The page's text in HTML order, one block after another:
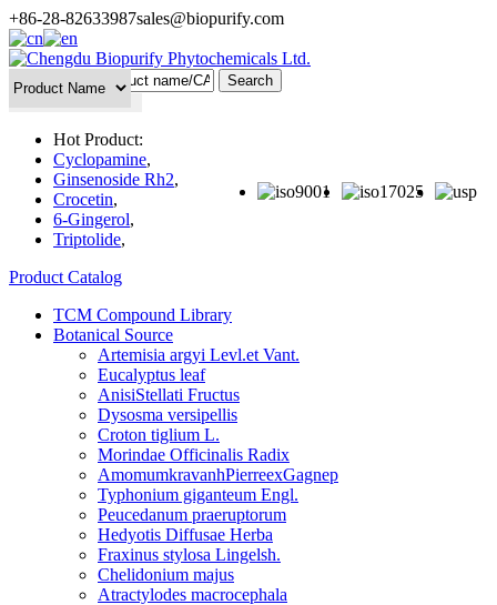
+86-28-82633987sales@biopurify.com
Hot Product:
Cyclopamine,
Ginsenoside Rh2,
Crocetin,
6-Gingerol,
Triptolide,
Product Catalog
TCM Compound Library
Botanical Source
Artemisia argyi Levl.et Vant.
Eucalyptus leaf
AnisiStellati Fructus
Dysosma versipellis
Croton tiglium L.
Morindae Officinalis Radix
AmomumkravanhPierreexGagnep
Typhonium giganteum Engl.
Peucedanum praeruptorum
Hedyotis Diffusae Herba
Fraxinus stylosa Lingelsh.
Chelidonium majus
Atractylodes macrocephala